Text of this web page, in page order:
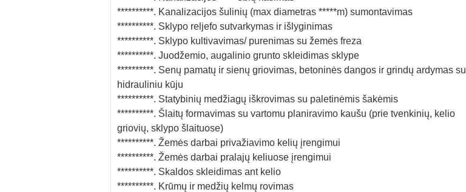
**********. Kanalizacijos šulinių (max diametras *****m) sumontavimas
**********. Sklypo reljefo sutvarkymas ir išlyginimas
**********. Sklypo kultivavimas/ purenimas su žemės freza
**********. Juodžemio, augalinio grunto skleidimas sklype
**********. Senų pamatų ir sienų griovimas, betoninės dangos ir grindų ardymas su
hidrauliniu kūju
**********. Statybinių medžiagų iškrovimas su paletinėmis šakėmis
**********. Šlaitų formavimas su vartomu planiravimo kaušu (prie tvenkinių, kelio
griovių, sklypo šlaituose)
**********. Žemės darbai privažiavimo kelių įrengimui
**********. Žemės darbai pralajų keliuose įrengimui
**********. Skaldos skleidimas ant kelio
**********. Krūmų ir medžių kelmų rovimas